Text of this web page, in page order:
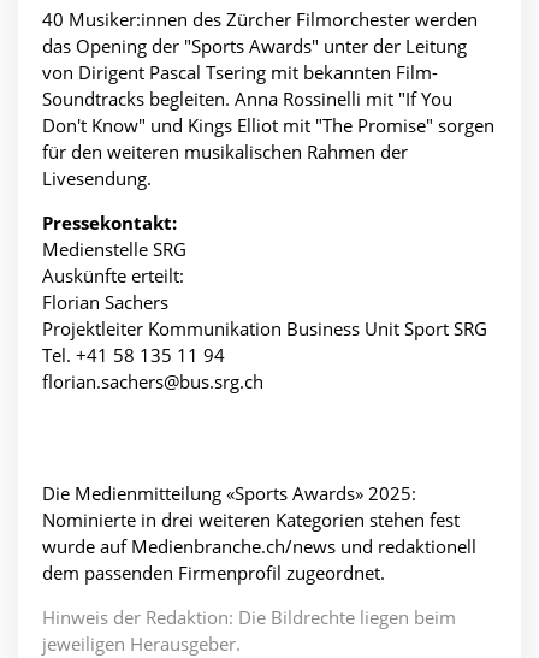
40 Musiker:innen des Zürcher Filmorchester werden
das Opening der "Sports Awards" unter der Leitung
von Dirigent Pascal Tsering mit bekannten Film-
Soundtracks begleiten. Anna Rossinelli mit "If You
Don't Know" und Kings Elliot mit "The Promise" sorgen
für den weiteren musikalischen Rahmen der
Livesendung.
Pressekontakt:
Medienstelle SRG
Auskünfte erteilt:
Florian Sachers
Projektleiter Kommunikation Business Unit Sport SRG
Tel. +41 58 135 11 94
florian.sachers@bus.srg.ch
Die Medienmitteilung «Sports Awards» 2025:
Nominierte in drei weiteren Kategorien stehen fest
wurde auf Medienbranche.ch/news und redaktionell
dem passenden Firmenprofil zugeordnet.
Hinweis der Redaktion: Die Bildrechte liegen beim
jeweiligen Herausgeber.